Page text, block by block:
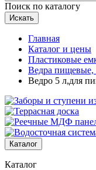
Поиск по каталогу
Искать
Главная
Каталог и цены
Пластиковые
Ведра пищевые,
Ведро 5 л,для
Каталог
Каталог